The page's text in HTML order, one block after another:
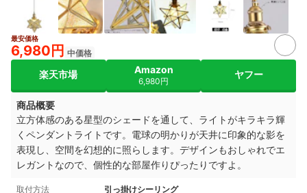
最安価格
6,980円 中価格
楽天市場 Amazon
6,980円
ヤフー
商品概要
立方体感のある星型のシェードを通して、ライトがキラキラ輝
くペンダントライトです。電球の明かりが天井に印象的な影を
表現し、空間を幻想的に照らします。デザインもおしゃれでエ
レガントなので、個性的な部屋作りぴったりですよ。
取付方法 引っ掛けシーリング